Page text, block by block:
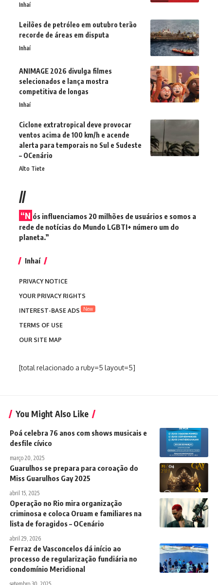
Inhaí
Leilões de petróleo em outubro terão
recorde de áreas em disputa
Inhaí
ANIMAGE 2026 divulga filmes
selecionados e lança mostra
competitiva de longas
Inhaí
Ciclone extratropical deve provocar
ventos acima de 100 km/h e acende
alerta para temporais no Sul e Sudeste
– OCenário
Alto Tiete
//
“N ós influenciamos 20 milhões de usuários e somos a
rede de notícias do Mundo LGBTI+ número um do
planeta.”
Inhaí
PRIVACY NOTICE
YOUR PRIVACY RIGHTS
INTEREST-BASE ADS
New
TERMS OF USE
OUR SITE MAP
[total relacionado a ruby=5 layout=5]
You Might Also Like
Poá celebra 76 anos com shows musicais e
desfile cívico
março 20, 2025
Guarulhos se prepara para coroação do
Miss Guarulhos Gay 2025
abril 15, 2025
Operação no Rio mira organização
criminosa e coloca Oruam e familiares na
lista de foragidos – OCenário
abril 29, 2026
Ferraz de Vasconcelos dá início ao
processo de regularização fundiária no
condomínio Meridional